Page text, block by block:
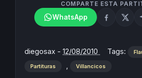
COMPARTE ESTA
WhatsApp
diegosax - 12/08/2010 Tags:
Partituras Villancicos